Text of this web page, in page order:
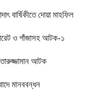
বার্ষিকীতে দোয়া মাহফিল
ও গাঁজাসহ আটক-১
আটক
মানববন্ধন